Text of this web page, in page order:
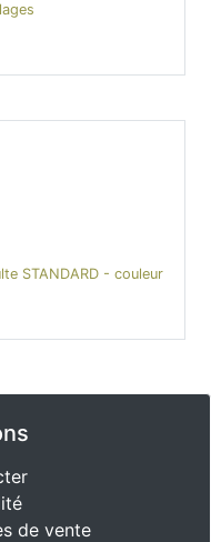
STANDARD - couleur
de vente